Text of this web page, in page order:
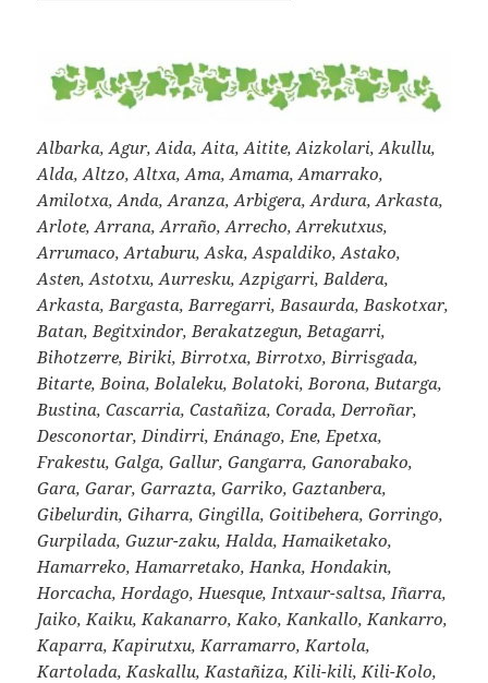
Albarka, Agur, Aida, Aita, Aitite, Aizkolari, Akullu,
Alda, Altzo, Altxa, Ama, Amama, Amarrako,
Amilotxa, Anda, Aranza, Arbigera, Ardura, Arkasta,
Arlote, Arrana, Arraño, Arrecho, Arrekutxus,
Arrumaco, Artaburu, Aska, Aspaldiko, Astako,
Asten, Astotxu, Aurresku, Azpigarri, Baldera,
Arkasta, Bargasta, Barregarri, Basaurda, Baskotxar,
Batan, Begitxindor, Berakatzegun, Betagarri,
Bihotzerre, Biriki, Birrotxa, Birrotxo, Birrisgada,
Bitarte, Boina, Bolaleku, Bolatoki, Borona, Butarga,
Bustina, Cascarria, Castañiza, Corada, Derroñar,
Desconortar, Dindirri, Enánago, Ene, Epetxa,
Frakestu, Galga, Gallur, Gangarra, Ganorabako,
Gara, Garar, Garrazta, Garriko, Gaztanbera,
Gibelurdin, Giharra, Gingilla, Goitibehera, Gorringo,
Gurpilada, Guzur-zaku, Halda, Hamaiketako,
Hamarreko, Hamarretako, Hanka, Hondakin,
Horcacha, Hordago, Huesque, Intxaur-saltsa, Iñarra,
Jaiko, Kaiku, Kakanarro, Kako, Kankallo, Kankarro,
Kaparra, Kapirutxu, Karramarro, Kartola,
Kartolada, Kaskallu, Kastañiza, Kili-kili, Kili-Kolo,